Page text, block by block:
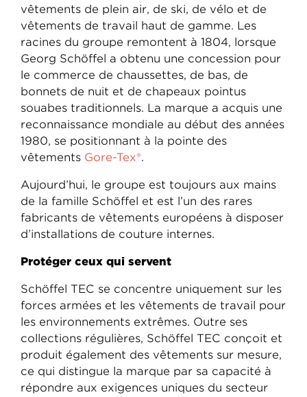
vêtements de plein air, de ski, de vélo et de
vêtements de travail haut de gamme. Les
racines du groupe remontent à 1804, lorsque
Georg Schöffel a obtenu une concession pour
le commerce de chaussettes, de bas, de
bonnets de nuit et de chapeaux pointus
souabes traditionnels. La marque a acquis une
reconnaissance mondiale au début des années
1980, se positionnant à la pointe des
vêtements Gore-Tex®.
Aujourd’hui, le groupe est toujours aux mains
de la famille Schöffel et est l’un des rares
fabricants de vêtements européens à disposer
d’installations de couture internes.
Protéger ceux qui servent
Schöffel TEC se concentre uniquement sur les
forces armées et les vêtements de travail pour
les environnements extrêmes. Outre ses
collections régulières, Schöffel TEC conçoit et
produit également des vêtements sur mesure,
ce qui distingue la marque par sa capacité à
répondre aux exigences uniques du secteur